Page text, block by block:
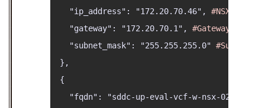
    "ip_address": "172.20.70.46",
#NSX
    "gateway": "172.20.70.1",
#Gateway IP
    "subnet_mask": "255.255.255.0"
#Subnet
  },
  {
"fqdn": "sddc-up-eval-vcf-w-nsx-